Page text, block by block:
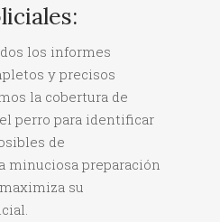
los informes
y precisos
la cobertura de
perro para identificar
de
minuciosa preparación
su